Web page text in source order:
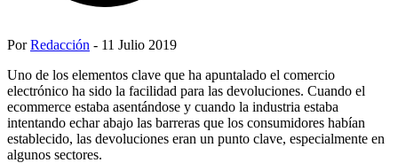
PorRedacción - 11 Julio 2019
Uno de los elementos clave que ha apuntalado el comercio
electrónico ha sido la facilidad para las devoluciones. Cuando el
ecommerce estaba asentándose y cuando la industria estaba
intentando echar abajo las barreras que los consumidores habían
establecido, las devoluciones eran un punto clave, especialmente en
algunos sectores.